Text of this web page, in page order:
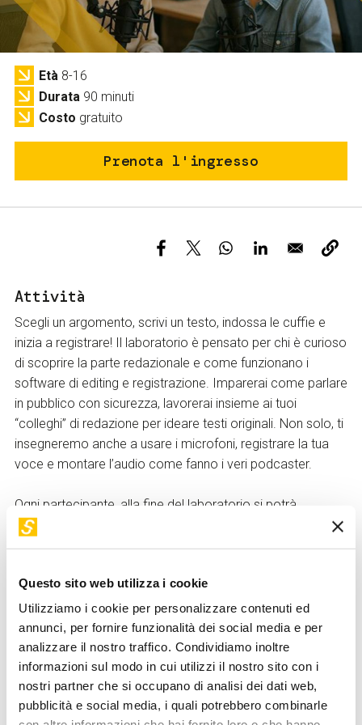
Questo sito web utilizza i cookie
Utilizziamo i cookie per personalizzare contenuti ed
annunci, per fornire funzionalità dei social media e per
analizzare il nostro traffico. Condividiamo inoltre
informazioni sul modo in cui utilizzi il nostro sito con i
nostri partner che si occupano di analisi dei dati web,
pubblicità e social media, i quali potrebbero combinarle
Servizi e accessibilità
Contatti
Biglietti
Età 8-16
Durata 90 minuti
Costo gratuito
Prenota l'ingresso
Attività
Scegli un argomento, scrivi un testo, indossa le cuffie e
inizia a registrare! Il laboratorio è pensato per chi è curioso
di scoprire la parte redazionale e come funzionano i
software di editing e registrazione. Imparerai come parlare
in pubblico con sicurezza, lavorerai insieme ai tuoi
“colleghi” di redazione per ideare testi originali. Non solo, ti
insegneremo anche a usare i microfoni, registrare la tua
voce e montare l’audio come fanno i veri podcaster.
Ogni partecipante, alla fine del laboratorio si potrà
scaricare il podcast registrato con il proprio gruppo.
Modalità di partecipazione
minori di 14 anni devono essere accompagnatida
una persona adulta responsabile previa